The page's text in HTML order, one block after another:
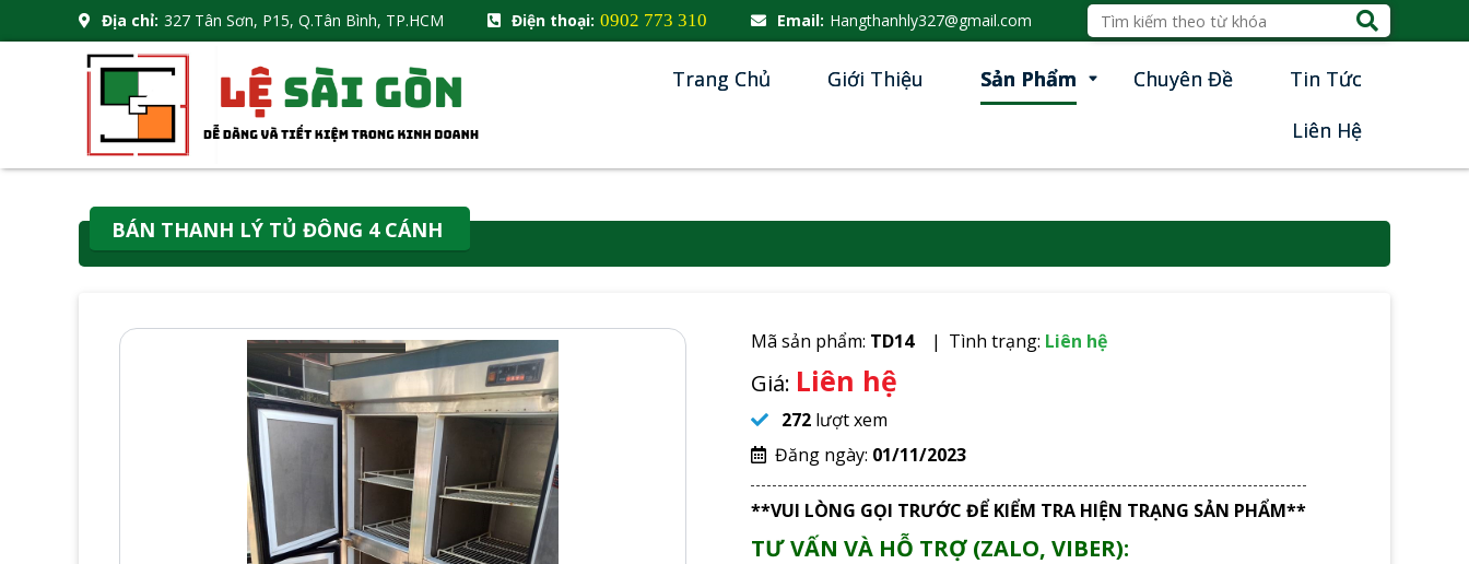
Địa chỉ: 327 Tân Sơn, P15, Q.Tân Bình, TP.HCM Điện thoại: 0902 773 310 Email: Hangthanhly327@gmail.com
Trang Chủ Giới Thiệu Sản Phẩm Chuyên Đề
Tin Tức
Liên Hệ
BÁN THANH LÝ TỦ ĐÔNG 4 CÁNH
Mã sản phẩm: TD14 Tình trạng: Liên hệ
Giá: Liên hệ
272 lượt xem
Đăng ngày: 01/11/2023
**VUI LÒNG GỌI TRƯỚC ĐỂ KIỂM TRA HIỆN TRẠNG SẢN PHẨM**
TƯ VẤN VÀ HỖ TRỢ (ZALO, VIBER):